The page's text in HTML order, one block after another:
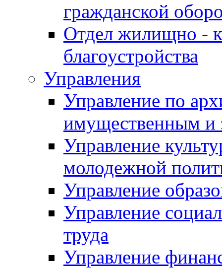
гражданской
Отдел жилищно -
благоустройства
Управления
Управление по
имущественным и
Управление
молодежной
Управление
Управление
труда
Управление